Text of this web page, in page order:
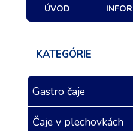
ÚVOD
KATEGÓRIE
Gastro čaje
Čaje v plechovkách